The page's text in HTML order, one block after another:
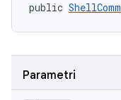
public
Parametri